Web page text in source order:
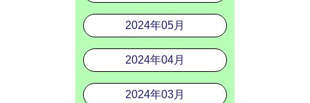
2024年05月
2024年04月
2024年03月